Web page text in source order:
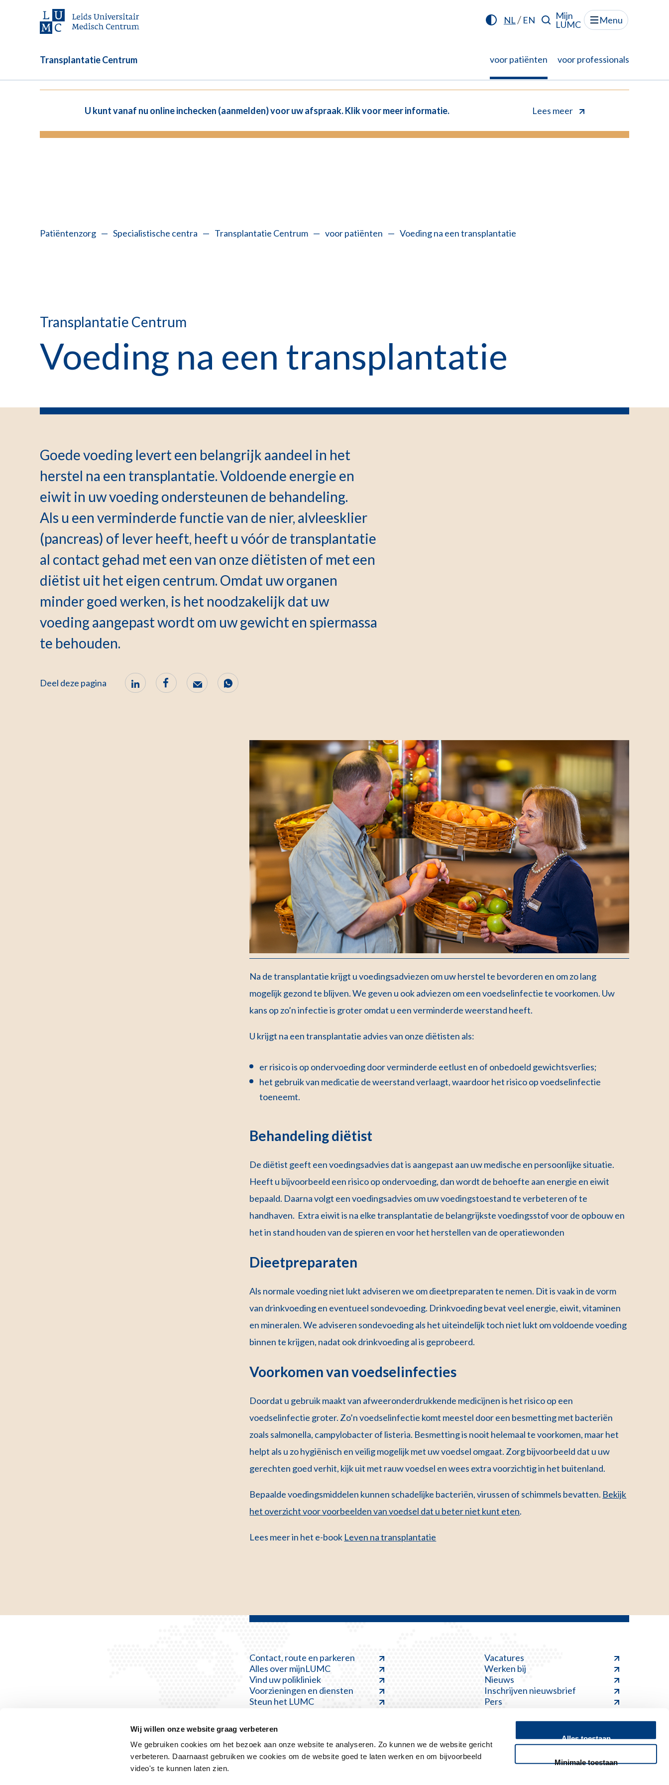
Wij willen onze website graag verbeteren
We gebruiken cookies om het bezoek aan onze website te analyseren. Zo kunnen we de website gericht
verbeteren. Daarnaast gebruiken we cookies om de website goed te laten werken en om bijvoorbeeld
video's te kunnen laten zien.
Alles toestaan
Minimale toestaan
NL/ EN
Mijn
LUMC
Menu
Transplantatie Centrum voor patiënten voor professionals
U kunt vanaf nu online inchecken (aanmelden) voor uw afspraak. Klik voor meer informatie. Lees meer
Patiëntenzorg — Specialistische centra — Transplantatie Centrum — voor patiënten — Voeding na een transplantatie
Transplantatie Centrum
Voeding na een transplantatie
Goede voeding levert een belangrijk aandeel in het
herstel na een transplantatie. Voldoende energie en
eiwit in uw voeding ondersteunen de behandeling.
Als u een verminderde functie van de nier, alvleesklier
(pancreas) of lever heeft, heeft u vóór de transplantatie
al contact gehad met een van onze diëtisten of met een
diëtist uit het eigen centrum. Omdat uw organen
minder goed werken, is het noodzakelijk dat uw
voeding aangepast wordt om uw gewicht en spiermassa
te behouden.
Deel deze pagina
Na de transplantatie krijgt u voedingsadviezen om uw herstel te bevorderen en om zo lang
mogelijk gezond te blijven. We geven u ook adviezen om een voedselinfectie te voorkomen. Uw
kans op zo’n infectie is groter omdat u een verminderde weerstand heeft.
U krijgt na een transplantatie advies van onze diëtisten als:
er risico is op ondervoeding door verminderde eetlust en of onbedoeld gewichtsverlies;
het gebruik van medicatie de weerstand verlaagt, waardoor het risico op voedselinfectie
toeneemt.
Behandeling diëtist
De diëtist geeft een voedingsadvies dat is aangepast aan uw medische en persoonlijke situatie.
Heeft u bijvoorbeeld een risico op ondervoeding, dan wordt de behoefte aan energie en eiwit
bepaald. Daarna volgt een voedingsadvies om uw voedingstoestand te verbeteren of te
handhaven. Extra eiwit is na elke transplantatie de belangrijkste voedingsstof voor de opbouw en
het in stand houden van de spieren en voor het herstellen van de operatiewonden
Dieetpreparaten
Als normale voeding niet lukt adviseren we om dieetpreparaten te nemen. Dit is vaak in de vorm
van drinkvoeding en eventueel sondevoeding. Drinkvoeding bevat veel energie, eiwit, vitaminen
en mineralen. We adviseren sondevoeding als het uiteindelijk toch niet lukt om voldoende voeding
binnen te krijgen, nadat ook drinkvoeding al is geprobeerd.
Voorkomen van voedselinfecties
Doordat u gebruik maakt van afweeronderdrukkende medicijnen is het risico op een
voedselinfectie groter. Zo’n voedselinfectie komt meestel door een besmetting met bacteriën
zoals salmonella, campylobacter of listeria. Besmetting is nooit helemaal te voorkomen, maar het
helpt als u zo hygiënisch en veilig mogelijk met uw voedsel omgaat. Zorg bijvoorbeeld dat u uw
gerechten goed verhit, kijk uit met rauw voedsel en wees extra voorzichtig in het buitenland.
Bepaalde voedingsmiddelen kunnen schadelijke bacteriën, virussen of schimmels bevatten. Bekijk
het overzicht voor voorbeelden van voedsel dat u beter niet kunt eten.
Lees meer in het e-book Leven na transplantatie
Contact, route en parkeren
Alles over mijnLUMC
Vind uw polikliniek
Voorzieningen en diensten
Steun het LUMC
Vacatures
Werken bij
Nieuws
Inschrijven nieuwsbrief
Pers
PrivacyrechtenCookiebeleidDisclaimer Feedback